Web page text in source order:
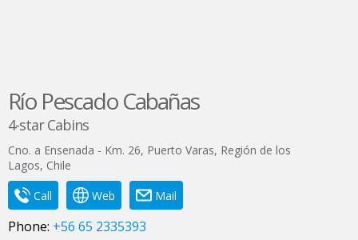
Río Pescado Cabañas
4-star Cabins
Cno. a Ensenada - Km. 26, Puerto Varas, Región de los
Lagos, Chile
Call
Web Mail
Phone: +56 65 2335393